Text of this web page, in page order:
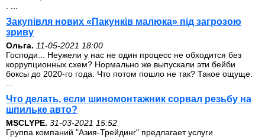
Закупівля нових «Пакунків малюка» під загрозою
зриву
Ольга. 11-05-2021 18:00
Господи... Неужели у нас не один процесс не обходится без
коррупционных схем? Нормально же выпускали эти бейби
боксы до 2020-го года. Что потом пошло не так? Такое ощуще.
Что делать, если шиномонтажник сорвал резьбу на
шпильке авто?
MSCLYPE. 31-03-2021 15:52
Группа компаний "Азия-Трейдинг" предлагает услуги